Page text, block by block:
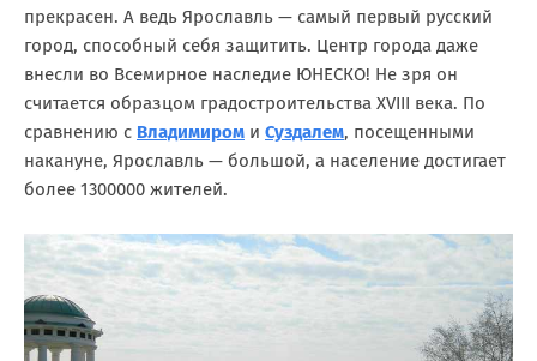
прекрасен. А ведь Ярославль — самый первый русский
город, способный себя защитить. Центр города даже
внесли во Всемирное наследие ЮНЕСКО! Не зря он
считается образцом градостроительства XVIII века. По
сравнению с Владимиром и Суздалем, посещенными
накануне, Ярославль — большой, а население достигает
более 1300000 жителей.